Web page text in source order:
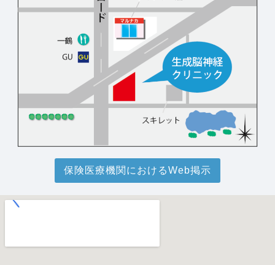
保険医療機関におけるWeb掲示